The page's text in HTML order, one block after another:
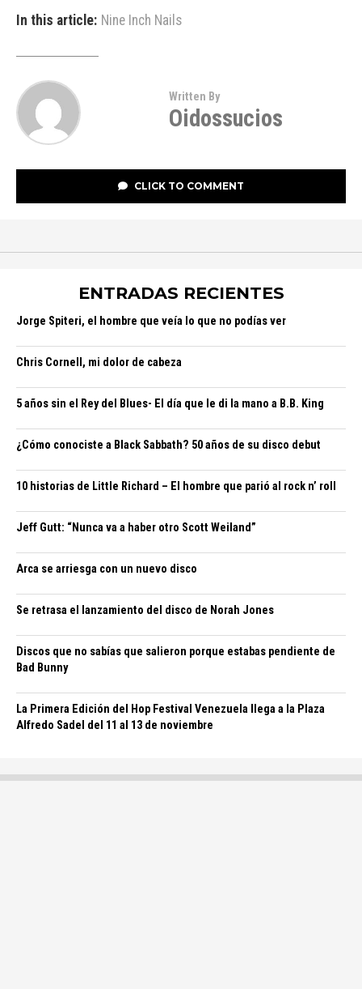
In this article: Nine Inch Nails
Written By
Oidossucios
CLICK TO COMMENT
ENTRADAS RECIENTES
Jorge Spiteri, el hombre que veía lo que no podías ver
Chris Cornell, mi dolor de cabeza
5 años sin el Rey del Blues- El día que le di la mano a B.B. King
¿Cómo conociste a Black Sabbath? 50 años de su disco debut
10 historias de Little Richard – El hombre que parió al rock n’ roll
Jeff Gutt: “Nunca va a haber otro Scott Weiland”
Arca se arriesga con un nuevo disco
Se retrasa el lanzamiento del disco de Norah Jones
Discos que no sabías que salieron porque estabas pendiente de
Bad Bunny
La Primera Edición del Hop Festival Venezuela llega a la Plaza
Alfredo Sadel del 11 al 13 de noviembre